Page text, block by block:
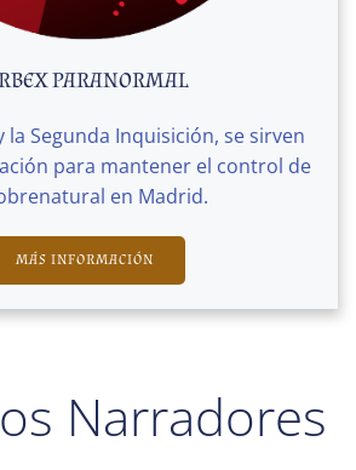
PARANORMAL
la Segunda Inquisición, se sirven
para mantener el control de
en Madrid.
MÁS INFORMACIÓN
Narradores